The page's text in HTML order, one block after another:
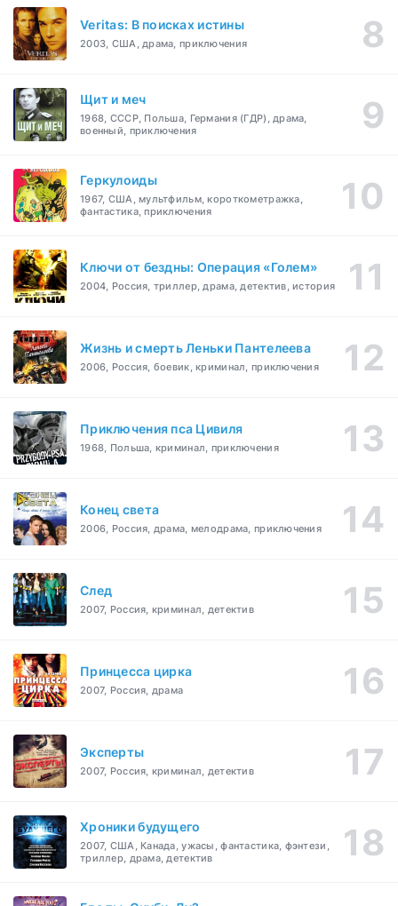
Veritas: В поисках истины
2003, США, драма, приключения
Щит и меч
1968, СССР, Польша, Германия (ГДР), драма,
военный, приключения
Геркулоиды
1967, США, мультфильм, короткометражка,
фантастика, приключения
Ключи от бездны: Операция «Голем»
2004, Россия, триллер, драма, детектив, история
Жизнь и смерть Леньки Пантелеева
2006, Россия, боевик, криминал, приключения
Приключения пса Цивиля
1968, Польша, криминал, приключения
Конец света
2006, Россия, драма, мелодрама, приключения
След
2007, Россия, криминал, детектив
Принцесса цирка
2007, Россия, драма
Эксперты
2007, Россия, криминал, детектив
Хроники будущего
2007, США, Канада, ужасы, фантастика, фэнтези,
триллер, драма, детектив